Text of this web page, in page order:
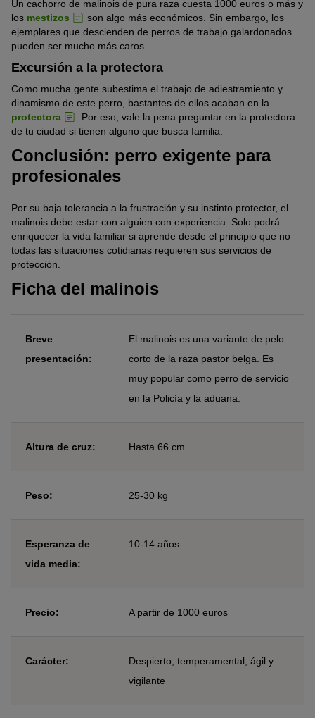
Un cachorro de malinois de pura raza cuesta 1000 euros o más y
los mestizos
son algo más económicos. Sin embargo, los
ejemplares que descienden de perros de trabajo galardonados
pueden ser mucho más caros.
Excursión a la protectora
Como mucha gente subestima el trabajo de adiestramiento y
dinamismo de este perro, bastantes de ellos acaban en la
protectora
. Por eso, vale la pena preguntar en la protectora
de tu ciudad si tienen alguno que busca familia.
Conclusión: perro exigente para
profesionales
Por su baja tolerancia a la frustración y su instinto protector, el
malinois debe estar con alguien con experiencia. Solo podrá
enriquecer la vida familiar si aprende desde el principio que no
todas las situaciones cotidianas requieren sus servicios de
protección.
Ficha del malinois
Breve
presentación:
El malinois es una variante de pelo
corto de la raza pastor belga. Es
muy popular como perro de servicio
en la Policía y la aduana.
Altura de cruz: Hasta 66 cm
Peso: 25-30 kg
Esperanza de
vida media:
10-14 años
Precio: A partir de 1000 euros
Carácter:
Despierto, temperamental, ágil y
vigilante